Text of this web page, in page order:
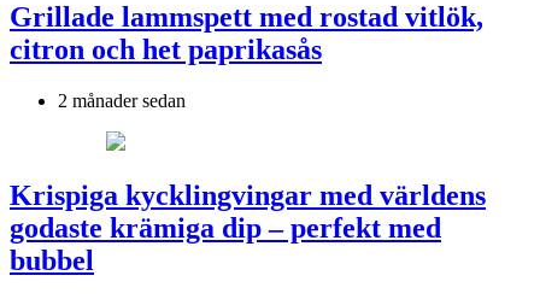
Grillade lammspett med rostad vitlök,
citron och het paprikasås
2 månader sedan
Krispiga kycklingvingar med världens
godaste krämiga dip – perfekt med
bubbel